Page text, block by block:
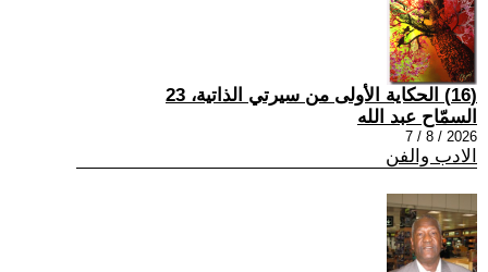
(16) الحكاية الأولى من سيرتي الذاتية، 23
السمّاح عبد الله
2026 / 8 / 7
الادب والفن